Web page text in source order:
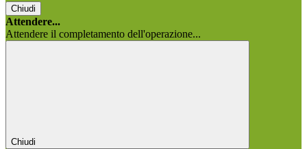
Chiudi
Attendere...
Attendere il completamento dell'operazione...
Chiudi